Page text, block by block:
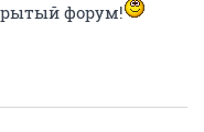
форум!